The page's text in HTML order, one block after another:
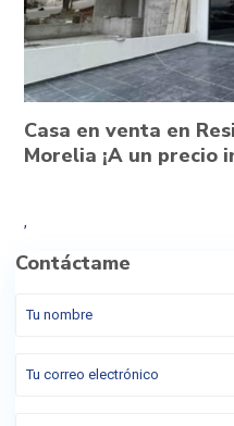
Casa en venta en
Morelia ¡A un precio
,
Contáctame